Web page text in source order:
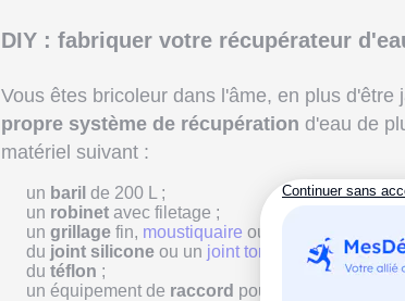
DIY : fabriquer votre récupérateur
Vous êtes bricoleur dans l'âme, en plus
propre système de récupération d'eau de
matériel suivant :
un baril de 200 L ;
un robinet avec filetage ;
un grillage fin, moustiquaire ou
du joint silicone ou un joint torique
du téflon ;
un équipement de raccord pour la gouttière